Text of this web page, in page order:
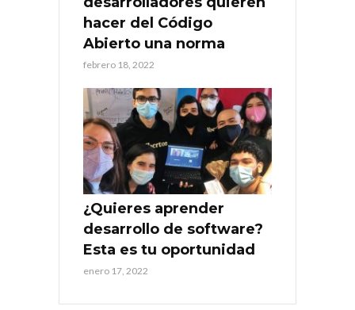
hacer del Código
Abierto una norma
febrero 18, 2022
¿Quieres aprender
desarrollo de software?
Esta es tu oportunidad
enero 17, 2022